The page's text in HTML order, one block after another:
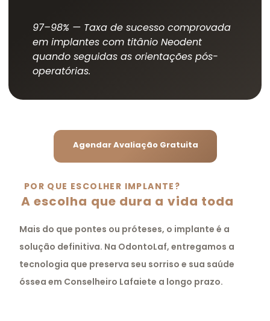
97–98% — Taxa de sucesso comprovada
em implantes com titânio Neodent
quando seguidas as orientações pós-
operatórias.
Agendar Avaliação Gratuita
POR QUE ESCOLHER IMPLANTE?
A escolha que dura a vida toda
Mais do que pontes ou próteses, o implante é a
solução definitiva. Na OdontoLaf, entregamos a
tecnologia que preserva seu sorriso e sua saúde
óssea em Conselheiro Lafaiete a longo prazo.